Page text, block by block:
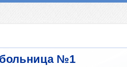
больница №1